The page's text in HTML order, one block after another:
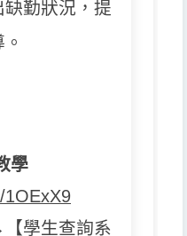
勤狀況，提
學
1OExX9
學生查詢系